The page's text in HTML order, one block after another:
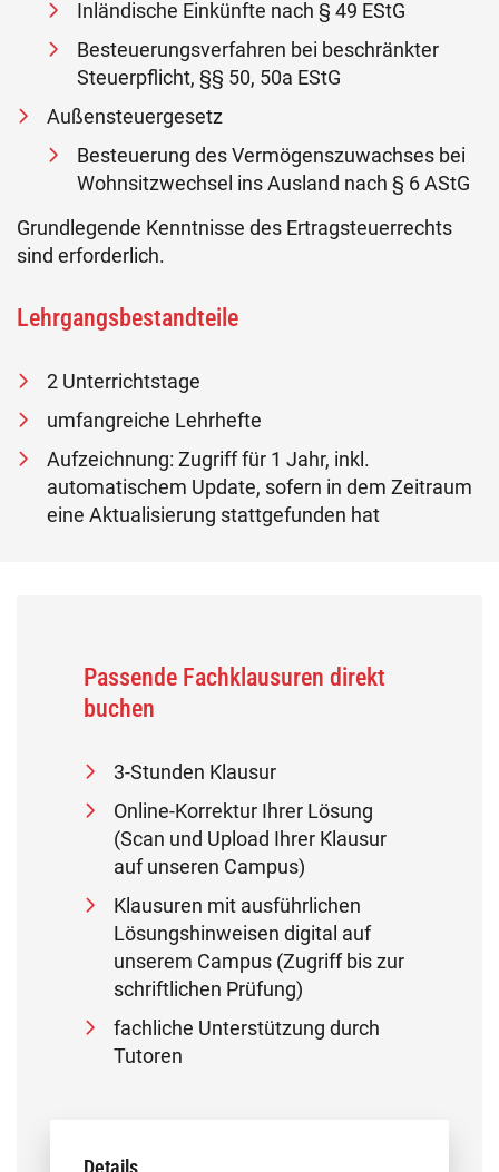
Inländische Einkünfte nach § 49 EStG
Besteuerungsverfahren bei beschränkter
Steuerpflicht, §§ 50, 50a EStG
Außensteuergesetz
Besteuerung des Vermögenszuwachses bei
Wohnsitzwechsel ins Ausland nach § 6 AStG
Grundlegende Kenntnisse des Ertragsteuerrechts
sind erforderlich.
Lehrgangsbestandteile
2 Unterrichtstage
umfangreiche Lehrhefte
Aufzeichnung: Zugriff für 1 Jahr, inkl.
automatischem Update, sofern in dem Zeitraum
eine Aktualisierung stattgefunden hat
Passende Fachklausuren direkt
buchen
3-Stunden Klausur
Online-Korrektur Ihrer Lösung
(Scan und Upload Ihrer Klausur
auf unseren Campus)
Klausuren mit ausführlichen
Lösungshinweisen digital auf
unserem Campus (Zugriff bis zur
schriftlichen Prüfung)
fachliche Unterstützung durch
Tutoren